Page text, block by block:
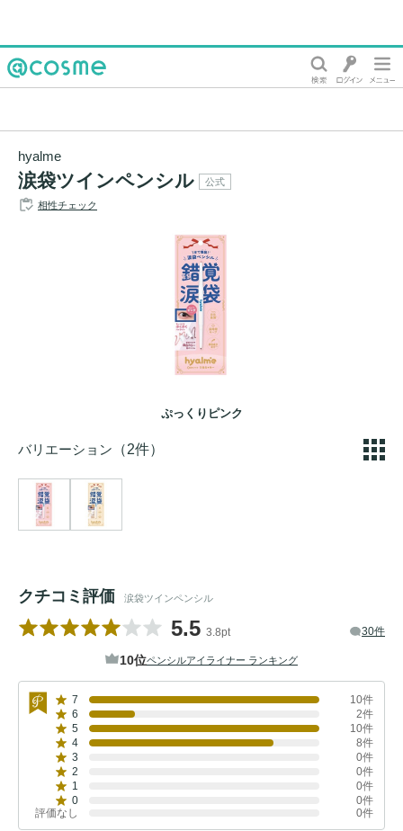
hyalme
涙袋ツインペンシル 公式
相性チェック
ぷっくりピンク
バリエーション （2件）
クチコミ評価 涙袋ツインペンシル
5.5 3.8pt 30件
10位ペンシルアイライナー ランキング
7
10件
6
2件
5
10件
4
8件
3
0件
2
0件
1
0件
0
0件
評価なし
0件